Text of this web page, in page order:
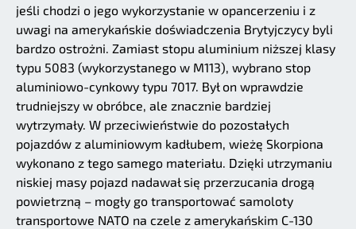
jeśli chodzi o jego wykorzystanie w opancerzeniu i z
uwagi na amerykańskie doświadczenia Brytyjczycy byli
bardzo ostrożni. Zamiast stopu aluminium niższej klasy
typu 5083 (wykorzystanego w M113), wybrano stop
aluminiowo-cynkowy typu 7017. Był on wprawdzie
trudniejszy w obróbce, ale znacznie bardziej
wytrzymały. W przeciwieństwie do pozostałych
pojazdów z aluminiowym kadłubem, wieżę Skorpiona
wykonano z tego samego materiału. Dzięki utrzymaniu
niskiej masy pojazd nadawał się przerzucania drogą
powietrzną – mogły go transportować samoloty
transportowe NATO na czele z amerykańskim C-130